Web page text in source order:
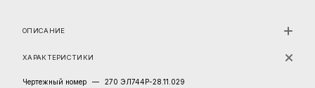
ОПИСАНИЕ
ХАРАКТЕРИСТИКИ
Чертежный номер —
270 ЭЛ744Р-28.11.029